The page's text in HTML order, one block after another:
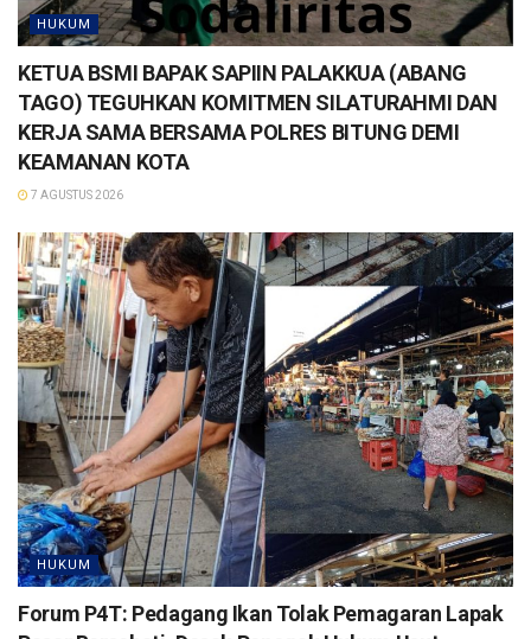
HUKUM
KETUA BSMI BAPAK SAPIIN PALAKKUA (ABANG
TAGO) TEGUHKAN KOMITMEN SILATURAHMI DAN
KERJA SAMA BERSAMA POLRES BITUNG DEMI
KEAMANAN KOTA
7 AGUSTUS 2026
HUKUM
Forum P4T: Pedagang Ikan Tolak Pemagaran Lapak